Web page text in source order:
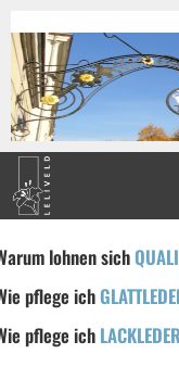
lohnen sich
pflege ich
pflege ich